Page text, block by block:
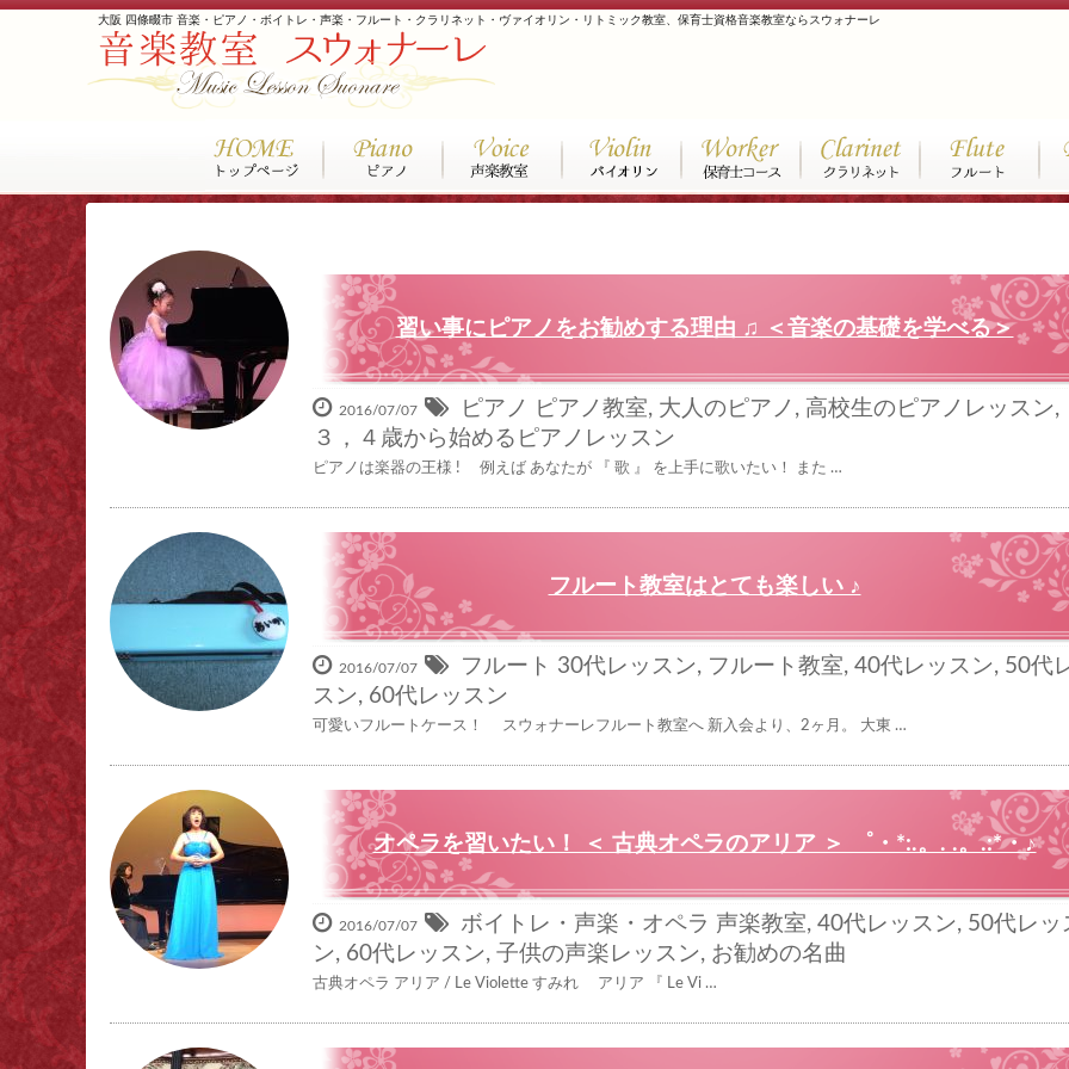
大阪 四條畷市 音楽・ピアノ・ボイトレ・声楽・フルート・クラリネット・ヴァイオリン・リトミック教室、保育士資格音楽教室ならスウォナーレ
習い事にピアノをお勧めする理由 ♫ ＜音楽の基礎を学べる＞
2016/07/07 ピアノ ピアノ教室, 大人のピアノ , 高校生のピアノレッスン,
３，４歳から始めるピアノレッスン
ピアノは楽器の王様 ! 例えば あなたが 『 歌 』 を上手に歌いたい！ また …
フルート教室はとても楽しい ♪
2016/07/07 フルート 30代レッスン, フルート教室, 40代レッスン, 50代
スン, 60代レッスン
可愛いフルートケース！ スウォナーレフルート教室へ 新入会より、2ヶ月。 大東 …
オペラを習いたい！ ＜ 古典オペラのアリア ＞ ゜・*:.。. .。.:*・♪
2016/07/07 ボイトレ・声楽・オペラ 声楽教室, 40代レッスン, 50代レッ
ン, 60代レッスン, 子供の声楽レッスン, お勧めの名曲
古典オペラ アリア / Le Violette すみれ アリア 『 Le Vi …